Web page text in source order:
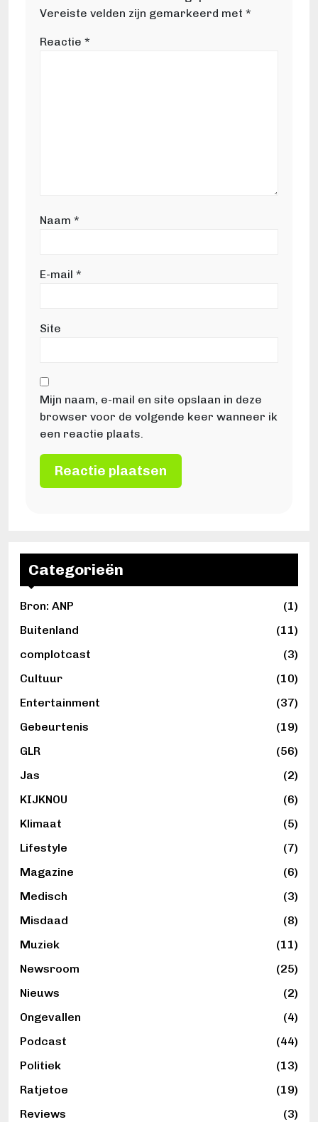
Categorieën
Bron: ANP
(1)
Buitenland
(11)
complotcast
(3)
Cultuur
(10)
Entertainment
(37)
Gebeurtenis
(19)
GLR
(56)
Jas
(2)
KIJKNOU
(6)
Klimaat
(5)
Lifestyle
(7)
Magazine
(6)
Medisch
(3)
Misdaad
(8)
Muziek
(11)
Newsroom
(25)
Nieuws
(2)
Ongevallen
(4)
Podcast
(44)
Politiek
(13)
Ratjetoe
(19)
Reviews
(3)
Vereiste velden zijn gemarkeerd met *
Reactie *
Naam *
E-mail *
Site
Mijn naam, e-mail en site opslaan in deze
browser voor de volgende keer wanneer ik
een reactie plaats.